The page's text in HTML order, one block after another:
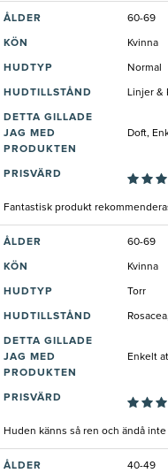
ÅLDER 60-69
KÖN Kvinna
HUDTYP Normal
HUDTILLSTÅND Linjer &
DETTA GILLADE
JAG MED
PRODUKTEN
Doft,
PRISVÄRD
Fantastisk produkt
ÅLDER 60-69
KÖN Kvinna
HUDTYP Torr
HUDTILLSTÅND
DETTA GILLADE
JAG MED
PRODUKTEN
Enkelt
PRISVÄRD
Huden känns så ren och ändå
ÅLDER 40-49